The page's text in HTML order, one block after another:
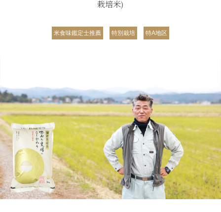
栽培米)
米食味鑑定士推薦 特別栽培 特A地区